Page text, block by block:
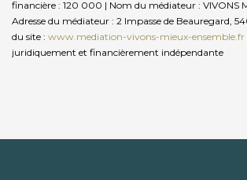
financière : 120 000 | Nom du médiateur : VIVONS
Adresse du médiateur : 2 Impasse de Beauregard,
du site : www.mediation-vivons-mieux-ensemble.fr
juridiquement et financièrement indépendante